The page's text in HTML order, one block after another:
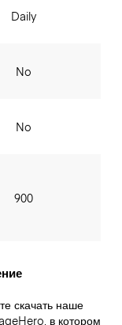
Daily
No
No
900
скачать наше
в котором